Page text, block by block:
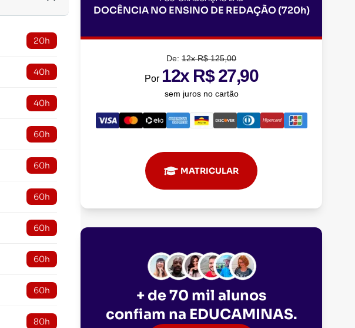
20h
40h
40h
60h
60h
60h
60h
60h
60h
80h
DOCÊNCIA NO ENSINO DE REDAÇÃO (720h)
De:12x R$ 125,00
Por 12x R$ 27,90
sem juros no cartão
MATRICULAR
+ de 70 mil alunos
confiam na EDUCAMINAS.